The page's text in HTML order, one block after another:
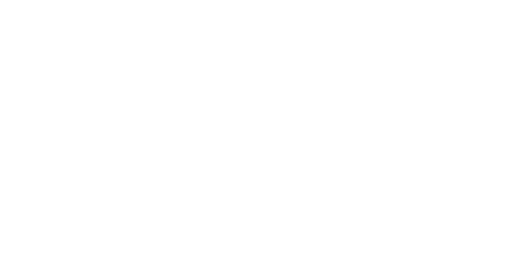
werden Musculi intertransversarii anteriores von Hals-, und Lendenwirbelsäule
Spinalnerven innerviert.